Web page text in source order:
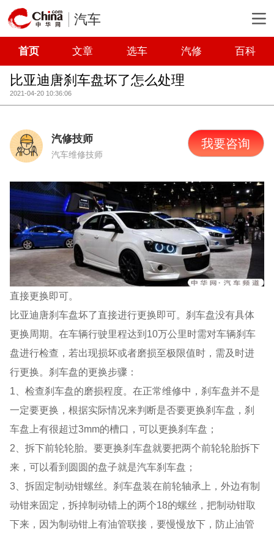
汽车
首页 文章 选车 汽修 百科
比亚迪唐刹车盘坏了怎么处理
2021-04-20 10:36:06
汽修技师
汽车维修技师
我要咨询
直接更换即可。
比亚迪唐刹车盘坏了直接进行更换即可。刹车盘没有具体
更换周期。在车辆行驶里程达到10万公里时需对车辆刹车
盘进行检查，若出现损坏或者磨损至极限值时，需及时进
行更换。刹车盘的更换步骤：
1、检查刹车盘的磨损程度。在正常维修中，刹车盘并不是
一定要更换，根据实际情况来判断是否要更换刹车盘，刹
车盘上有很超过3mm的槽口，可以更换刹车盘；
2、拆下前轮轮胎。要更换刹车盘就要把两个前轮轮胎拆下
来，可以看到圆圆的盘子就是汽车刹车盘；
3、拆固定制动钳螺丝。刹车盘装在前轮轴承上，外边有制
动钳来固定，拆掉制动错上的两个18的螺丝，把制动钳取
下来，因为制动钳上有油管联接，要慢慢放下，防止油管